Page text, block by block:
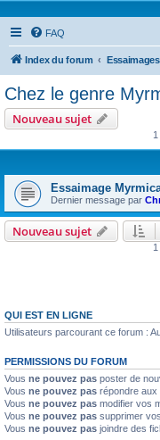
FAQ
Index du forum Essaimages
Chez le genre
Nouveau sujet
Essaimage
Dernier message par
Nouveau sujet
QUI EST EN LIGNE
Utilisateurs parcourant ce forum :
PERMISSIONS DU FORUM
Vous ne pouvez pas poster de
Vous ne pouvez pas répondre aux
Vous ne pouvez pas modifier vos
Vous ne pouvez pas supprimer
Vous ne pouvez pas joindre des